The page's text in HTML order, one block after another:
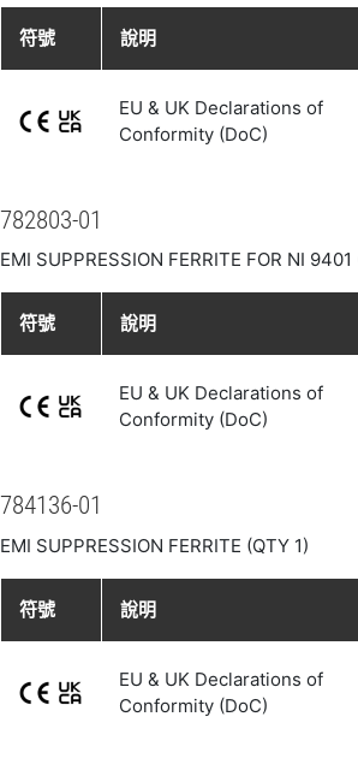
符號 說明
EU & UK Declarations of
Conformity (DoC)
782803-01
EMI SUPPRESSION FERRITE FOR NI 9401
符號 說明
EU & UK Declarations of
Conformity (DoC)
784136-01
EMI SUPPRESSION FERRITE (QTY 1)
符號 說明
EU & UK Declarations of
Conformity (DoC)